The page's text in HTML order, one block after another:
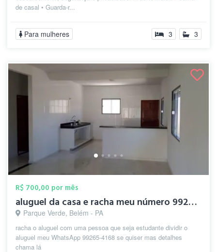
de casal • Guarda-r...
Para mulheres 3 3
R$ 700,00 por mês
aluguel da casa e racha meu número 99265...
Parque Verde, Belém - PA
racha o aluguel com uma pessoa que seja estudante dividir o
aluguel meu WhatsApp 99265-4168 se quiser mas detalhes
chama lá